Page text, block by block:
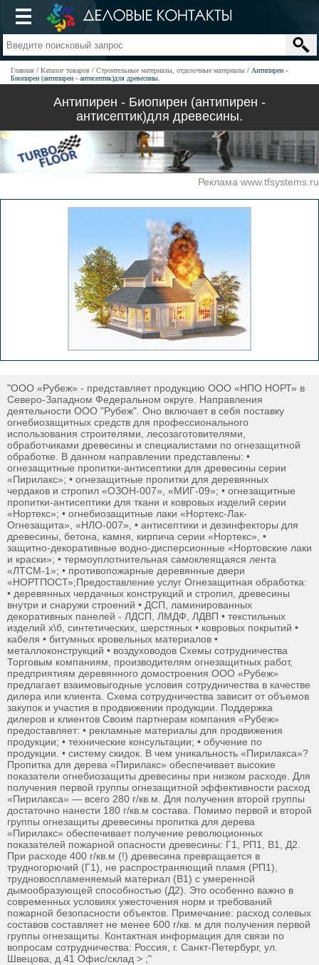
Главная Каталог товаров Строительные материалы, отделочные материалы
Антипирен -
Биопирен (антипирен - антисептик)для древесины.
Антипирен - Биопирен (антипирен -
антисептик)для древесины.
Реклама www.tfsystems.ru
"ООО «Рубеж» - представляет продукцию ООО «НПО НОРТ» в
Северо-Западном Федеральном округе. Направления
деятельности ООО "Рубеж". Оно включает в себя поставку
огнебиозащитных средств для профессионального
использования строителями, лесозаготовителями,
обработчиками древесины и специалистами по огнезащитной
обработке. В данном направлении представлены: •
огнезащитные пропитки-антисептики для древесины серии
«Пирилакс»; • огнезащитные пропитки для деревянных
чердаков и стропил «ОЗОН-007», «МИГ-09»; • огнезащитные
пропитки-антисептики для ткани и ковровых изделий серии
«Нортекс»; • огнебиозащитные лаки «Нортекс-Лак-
Огнезащита», «НЛО-007», • антисептики и дезинфекторы для
древесины, бетона, камня, кирпича серии «Нортекс», •
защитно-декоративные водно-дисперсионные «Нортовские лаки
и краски»; • термоуплотнительная самоклеящаяся лента
«ЛТСМ-1»; • противопожарные деревянные двери
«НОРТПОСТ»;Предоставление услуг Огнезащитная обработка:
• деревянных чердачных конструкций и стропил, древесины
внутри и снаружи строений • ДСП, ламинированных
декоративных панелей - ЛДСП, ЛМДФ, ЛДВП • текстильных
изделий х\б, синтетических, шерстяных • ковровых покрытий •
кабеля • битумных кровельных материалов •
металлоконструкций • воздуховодов Схемы сотрудничества
Торговым компаниям, производителям огнезащитных работ,
предприятиям деревянного домостроения ООО «Рубеж»
предлагает взаимовыгодные условия сотрудничества в качестве
дилера или клиента. Схема сотрудничества зависит от объемов
закупок и участия в продвижении продукции. Поддержка
дилеров и клиентов Своим партнерам компания «Рубеж»
предоставляет: • рекламные материалы для продвижения
продукции; • технические консультации; • обучение по
продукции. • систему скидок. В чем уникальность «Пирилакса»?
Пропитка для дерева «Пирилакс» обеспечивает высокие
показатели огнебиозащиты древесины при низком расходе. Для
получения первой группы огнезащитной эффективности расход
«Пирилакса» — всего 280 г/кв.м. Для получения второй группы
достаточно нанести 180 г/кв.м состава. Помимо первой и второй
группы огнезащиты древесины пропитка для дерева
«Пирилакс» обеспечивает получение революционных
показателей пожарной опасности древесины: Г1, РП1, В1, Д2.
При расходе 400 г/кв.м (!) древесина превращается в
трудногорючий (Г1), не распространяющий пламя (РП1),
трудновоспламеняемый материал (В1) с умеренной
дымообразующей способностью (Д2). Это особенно важно в
современных условиях ужесточения норм и требований
пожарной безопасности объектов. Примечание: расход солевых
составов составляет не менее 600 г/кв. м для получения первой
группы огнезащиты. Контактная информация для связи по
вопросам сотрудничества: Россия, г. Санкт-Петербург, ул.
Швецова, д.41 Офис/склад > ;"